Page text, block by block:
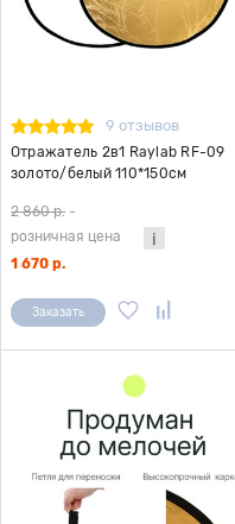
9 отзывов
Отражатель 2в1 Raylab RF-09
золото/белый 110*150см
2 860 р. -
розничная цена
1 670 р.
Заказать